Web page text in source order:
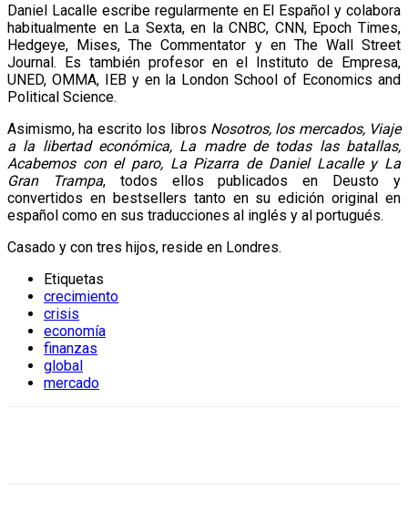
Daniel Lacalle escribe regularmente en El Español y colabora
habitualmente en La Sexta, en la CNBC, CNN, Epoch Times,
Hedgeye, Mises, The Commentator y en The Wall Street
Journal. Es también profesor en el Instituto de Empresa,
UNED, OMMA, IEB y en la London School of Economics and
Political Science.
Asimismo, ha escrito los libros Nosotros, los mercados, Viaje
a la libertad económica, La madre de todas las batallas,
Acabemos con el paro, La Pizarra de Daniel Lacalle y La
Gran Trampa, todos ellos publicados en Deusto y
convertidos en bestsellers tanto en su edición original en
español como en sus traducciones al inglés y al portugués.
Casado y con tres hijos, reside en Londres.
Etiquetas
crecimiento
crisis
economía
finanzas
global
mercado